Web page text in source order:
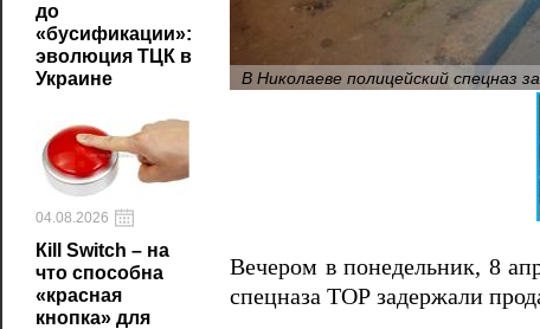
до
«бусификации»:
эволюция ТЦК в
Украине
04.08.2026
Кill Switch – на
что способна
«красная
кнопка» для
В Николаеве полицейский спецназ
Вечером в понедельник, 8
спецназа ТОР задержали